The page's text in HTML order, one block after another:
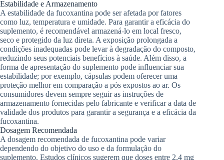
Estabilidade e Armazenamento
A estabilidade da fucoxantina pode ser afetada por fatores
como luz, temperatura e umidade. Para garantir a eficácia do
suplemento, é recomendável armazená-lo em local fresco,
seco e protegido da luz direta. A exposição prolongada a
condições inadequadas pode levar à degradação do composto,
reduzindo seus potenciais benefícios à saúde. Além disso, a
forma de apresentação do suplemento pode influenciar sua
estabilidade; por exemplo, cápsulas podem oferecer uma
proteção melhor em comparação a pós expostos ao ar. Os
consumidores devem sempre seguir as instruções de
armazenamento fornecidas pelo fabricante e verificar a data de
validade dos produtos para garantir a segurança e a eficácia da
fucoxantina.
Dosagem Recomendada
A dosagem recomendada de fucoxantina pode variar
dependendo do objetivo do uso e da formulação do
suplemento. Estudos clínicos sugerem que doses entre 2,4 mg